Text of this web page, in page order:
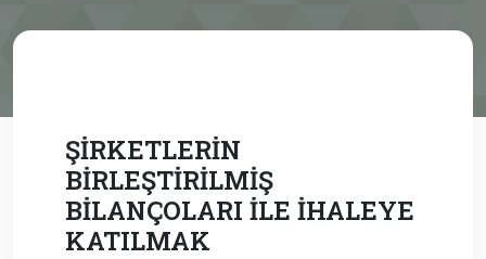
ŞİRKETLERİN
BİRLEŞTİRİLMİŞ
BİLANÇOLARI İLE İHALEYE
KATILMAK